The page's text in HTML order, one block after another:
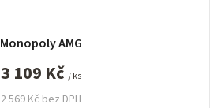
Monopoly AMG
2 569 Kč bez DPH
3 109 Kč / ks